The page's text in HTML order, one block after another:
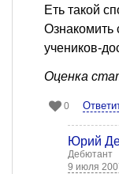
Еть такой
Ознакомить
учеников-
Оценка
0
Юрий
Дебютант
9 июля